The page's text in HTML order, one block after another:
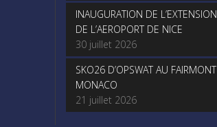
INAUGURATION DE L’EXTENSION
DE L’AEROPORT DE NICE
30 juillet 2026
SKO26 D’OPSWAT AU FAIRMONT
MONACO
21 juillet 2026